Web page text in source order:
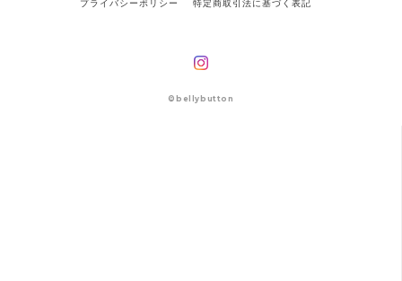
プライバシーポリシー 特定商取引法に基づく表記
©bellybutton